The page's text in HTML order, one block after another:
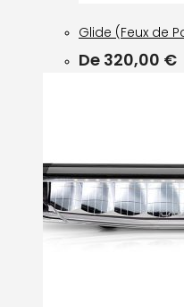
Glide (Feux de
De 320,00 €